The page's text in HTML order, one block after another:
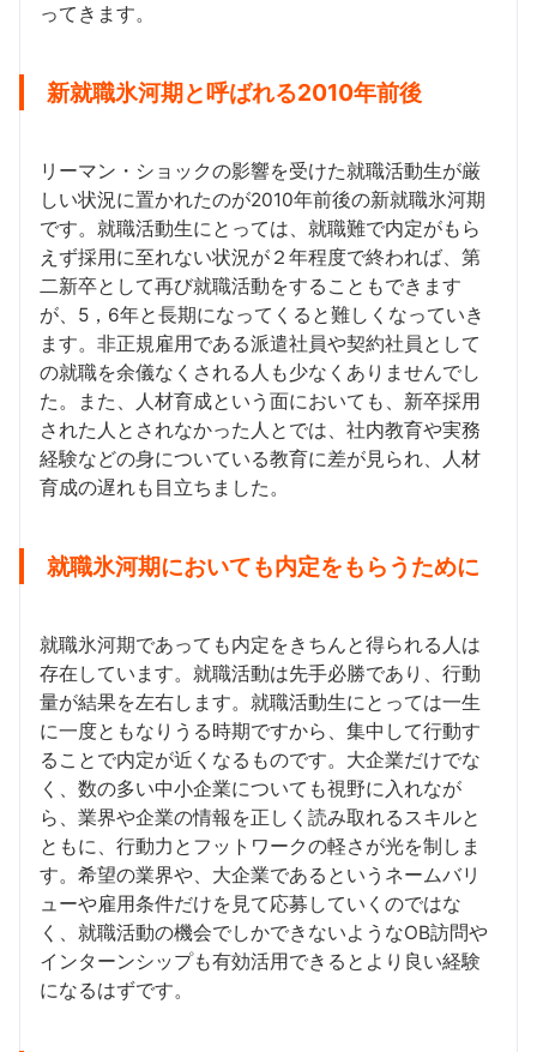
ってきます。
新就職氷河期と呼ばれる2010年前後
リーマン・ショックの影響を受けた就職活動生が厳
しい状況に置かれたのが2010年前後の新就職氷河期
です。就職活動生にとっては、就職難で内定がもら
えず採用に至れない状況が２年程度で終われば、第
二新卒として再び就職活動をすることもできます
が、5，6年と長期になってくると難しくなっていき
ます。非正規雇用である派遣社員や契約社員として
の就職を余儀なくされる人も少なくありませんでし
た。また、人材育成という面においても、新卒採用
された人とされなかった人とでは、社内教育や実務
経験などの身についている教育に差が見られ、人材
育成の遅れも目立ちました。
就職氷河期においても内定をもらうために
就職氷河期であっても内定をきちんと得られる人は
存在しています。就職活動は先手必勝であり、行動
量が結果を左右します。就職活動生にとっては一生
に一度ともなりうる時期ですから、集中して行動す
ることで内定が近くなるものです。大企業だけでな
く、数の多い中小企業についても視野に入れなが
ら、業界や企業の情報を正しく読み取れるスキルと
ともに、行動力とフットワークの軽さが光を制しま
す。希望の業界や、大企業であるというネームバリ
ューや雇用条件だけを見て応募していくのではな
く、就職活動の機会でしかできないようなOB訪問や
インターンシップも有効活用できるとより良い経験
になるはずです。